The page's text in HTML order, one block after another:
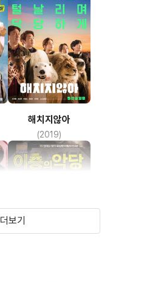
해치지않아
(2019)
더보기